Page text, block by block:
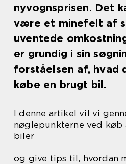
nyvognsprisen. Det
være et minefelt af
uventede
er grundig i sin
forståelsen af, hvad
købe en brugt bil.
I denne artikel vil vi
nøglepunkterne ved køb
biler
og give tips til, hvordan